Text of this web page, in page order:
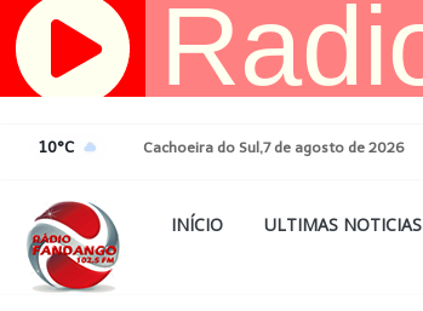
Pular
para
10°C Cachoeira do Sul,7 de agosto de 2026
INÍCIO ULTIMAS NOTICIAS